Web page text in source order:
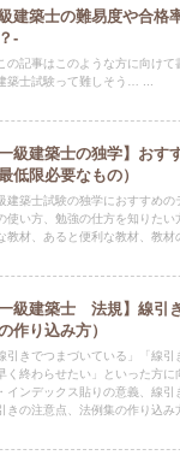
建築士の難易度や合格
-
記事はこのような方に向けて
築士試験って難しそう… ...
一級建築士の独学】おす
最低限必要なもの）
建築士試験の独学におすすめの
使い方、勉強の仕方を知りた
教材、あると便利な教材、教材
一級建築士 法規】線引
作り込み方）
引きでつまづいている」「線
く終わらせたい」といった方に
インデックス貼りの意義、線引
きの注意点、法例集の作り込み